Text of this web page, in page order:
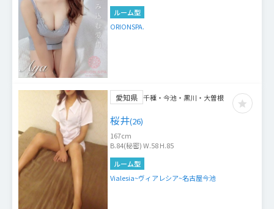
ルーム型
ORIONSPA.
愛知県 千種・今池・黒川・大曽根
桜井(26)
167cm
B.84(秘密) W.58 H.85
ルーム型
Vialesia~ヴィアレシア~名古屋今池